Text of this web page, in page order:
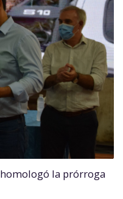
la prórroga